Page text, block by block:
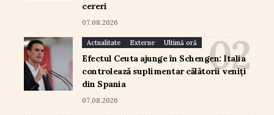
cereri
07.08.2026
Actualitate Externe Ultimă oră
Efectul Ceuta ajunge în Schengen: Italia
controlează suplimentar călătorii veniți
din Spania
07.08.2026